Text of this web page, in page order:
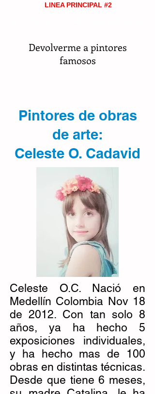
LINEA PRINCIPAL #2
Devolverme a pintores
famosos
Pintores de obras
de arte:
Celeste O. Cadavid
Celeste O.C. Nació en
Medellín Colombia Nov 18
de 2012. Con tan solo 8
años, ya ha hecho 5
exposiciones individuales,
y ha hecho mas de 100
obras en distintas técnicas.
Desde que tiene 6 meses,